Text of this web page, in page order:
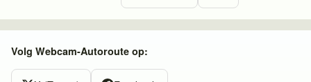
Volg Webcam-Autoroute op: